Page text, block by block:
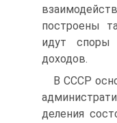
построены
идут споры
доходов.
В СССР
деления